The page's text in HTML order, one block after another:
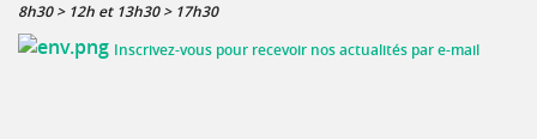
8h30 > 12h et 13h30 > 17h30
Inscrivez-vous pour recevoir nos actualités par e-mail